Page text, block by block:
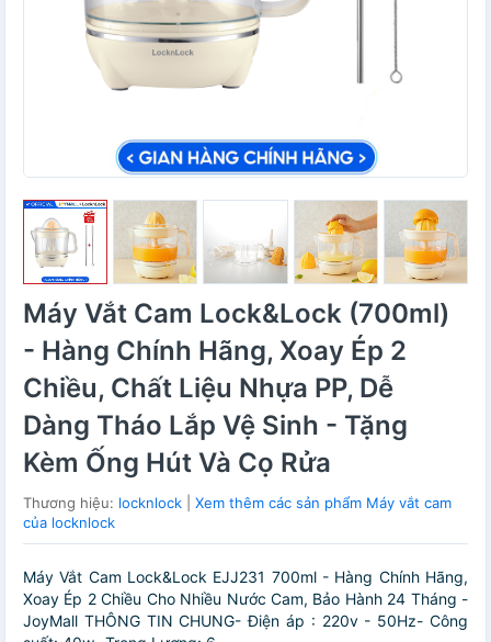
Máy Vắt Cam Lock&Lock (700ml)
- Hàng Chính Hãng, Xoay Ép 2
Chiều, Chất Liệu Nhựa PP, Dễ
Dàng Tháo Lắp Vệ Sinh - Tặng
Kèm Ống Hút Và Cọ Rửa
Thương hiệu: locknlock
Xem thêm các sản phẩm Máy vắt cam
của locknlock
Máy Vắt Cam Lock&Lock EJJ231 700ml - Hàng Chính Hãng,
Xoay Ép 2 Chiều Cho Nhiều Nước Cam, Bảo Hành 24 Tháng -
JoyMall THÔNG TIN CHUNG- Điện áp : 220v - 50Hz- Công